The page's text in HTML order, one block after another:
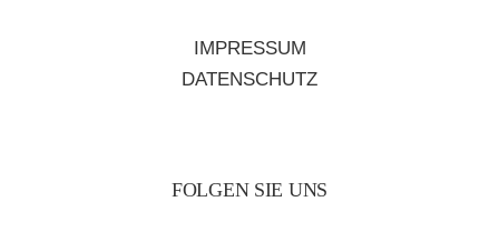
IMPRESSUM
DATENSCHUTZ
FOLGEN SIE UNS